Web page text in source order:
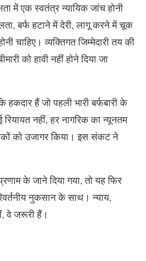
में एक स्वतंत्र न्यायिक जांच होनी
बर्फ हटाने में देरी, लागू करने में चूक
चाहिए। व्यक्तिगत जिम्मेदारी तय की
को हावी नहीं होने दिया जा
हैं जो पहली भारी बर्फबारी के
नहीं, हर नागरिक का न्यूनतम
को उजागर किया। इस संकट ने
के जाने दिया गया, तो यह फिर
नुकसान के साथ। न्याय,
वे जरूरी हैं।